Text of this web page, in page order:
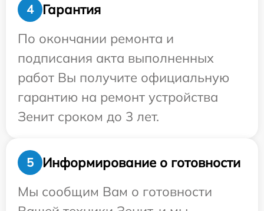
4
Гарантия
По окончании ремонта и
подписания акта выполненных
работ Вы получите официальную
гарантию на ремонт устройства
Зенит сроком до 3 лет.
5
Информирование о готовности
Мы сообщим Вам о готовности